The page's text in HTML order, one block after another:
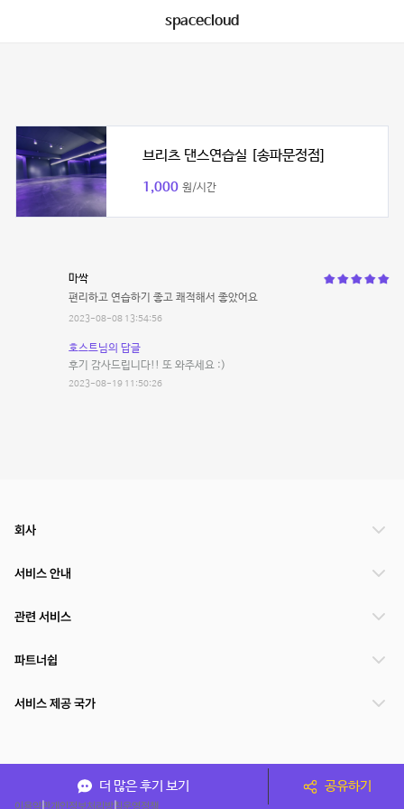
spacecloud
브리츠 댄스연습실 [송파문정점]
1,000 원/시간
마싹
편리하고 연습하기 좋고 쾌적해서 좋았어요
2023-08-08 13:54:56
호스트님의 답글
후기 감사드립니다!! 또 와주세요 :)
2023-08-19 11:50:26
더 많은 후기 보기 공유하기
회사
서비스 안내
관련 서비스
파트너쉽
서비스 제공 국가
이용약관개인정보처리방침운영정책